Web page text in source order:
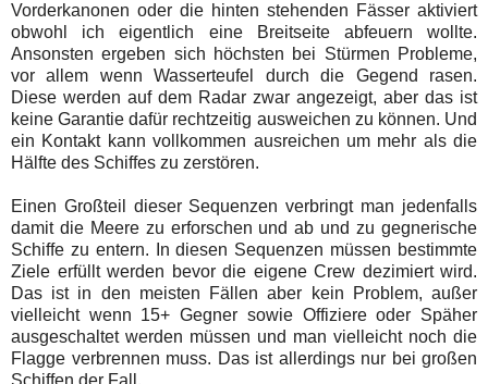
Vorderkanonen oder die hinten stehenden Fässer aktiviert
obwohl ich eigentlich eine Breitseite abfeuern wollte.
Ansonsten ergeben sich höchsten bei Stürmen Probleme,
vor allem wenn Wasserteufel durch die Gegend rasen.
Diese werden auf dem Radar zwar angezeigt, aber das ist
keine Garantie dafür rechtzeitig ausweichen zu können. Und
ein Kontakt kann vollkommen ausreichen um mehr als die
Hälfte des Schiffes zu zerstören.
Einen Großteil dieser Sequenzen verbringt man jedenfalls
damit die Meere zu erforschen und ab und zu gegnerische
Schiffe zu entern. In diesen Sequenzen müssen bestimmte
Ziele erfüllt werden bevor die eigene Crew dezimiert wird.
Das ist in den meisten Fällen aber kein Problem, außer
vielleicht wenn 15+ Gegner sowie Offiziere oder Späher
ausgeschaltet werden müssen und man vielleicht noch die
Flagge verbrennen muss. Das ist allerdings nur bei großen